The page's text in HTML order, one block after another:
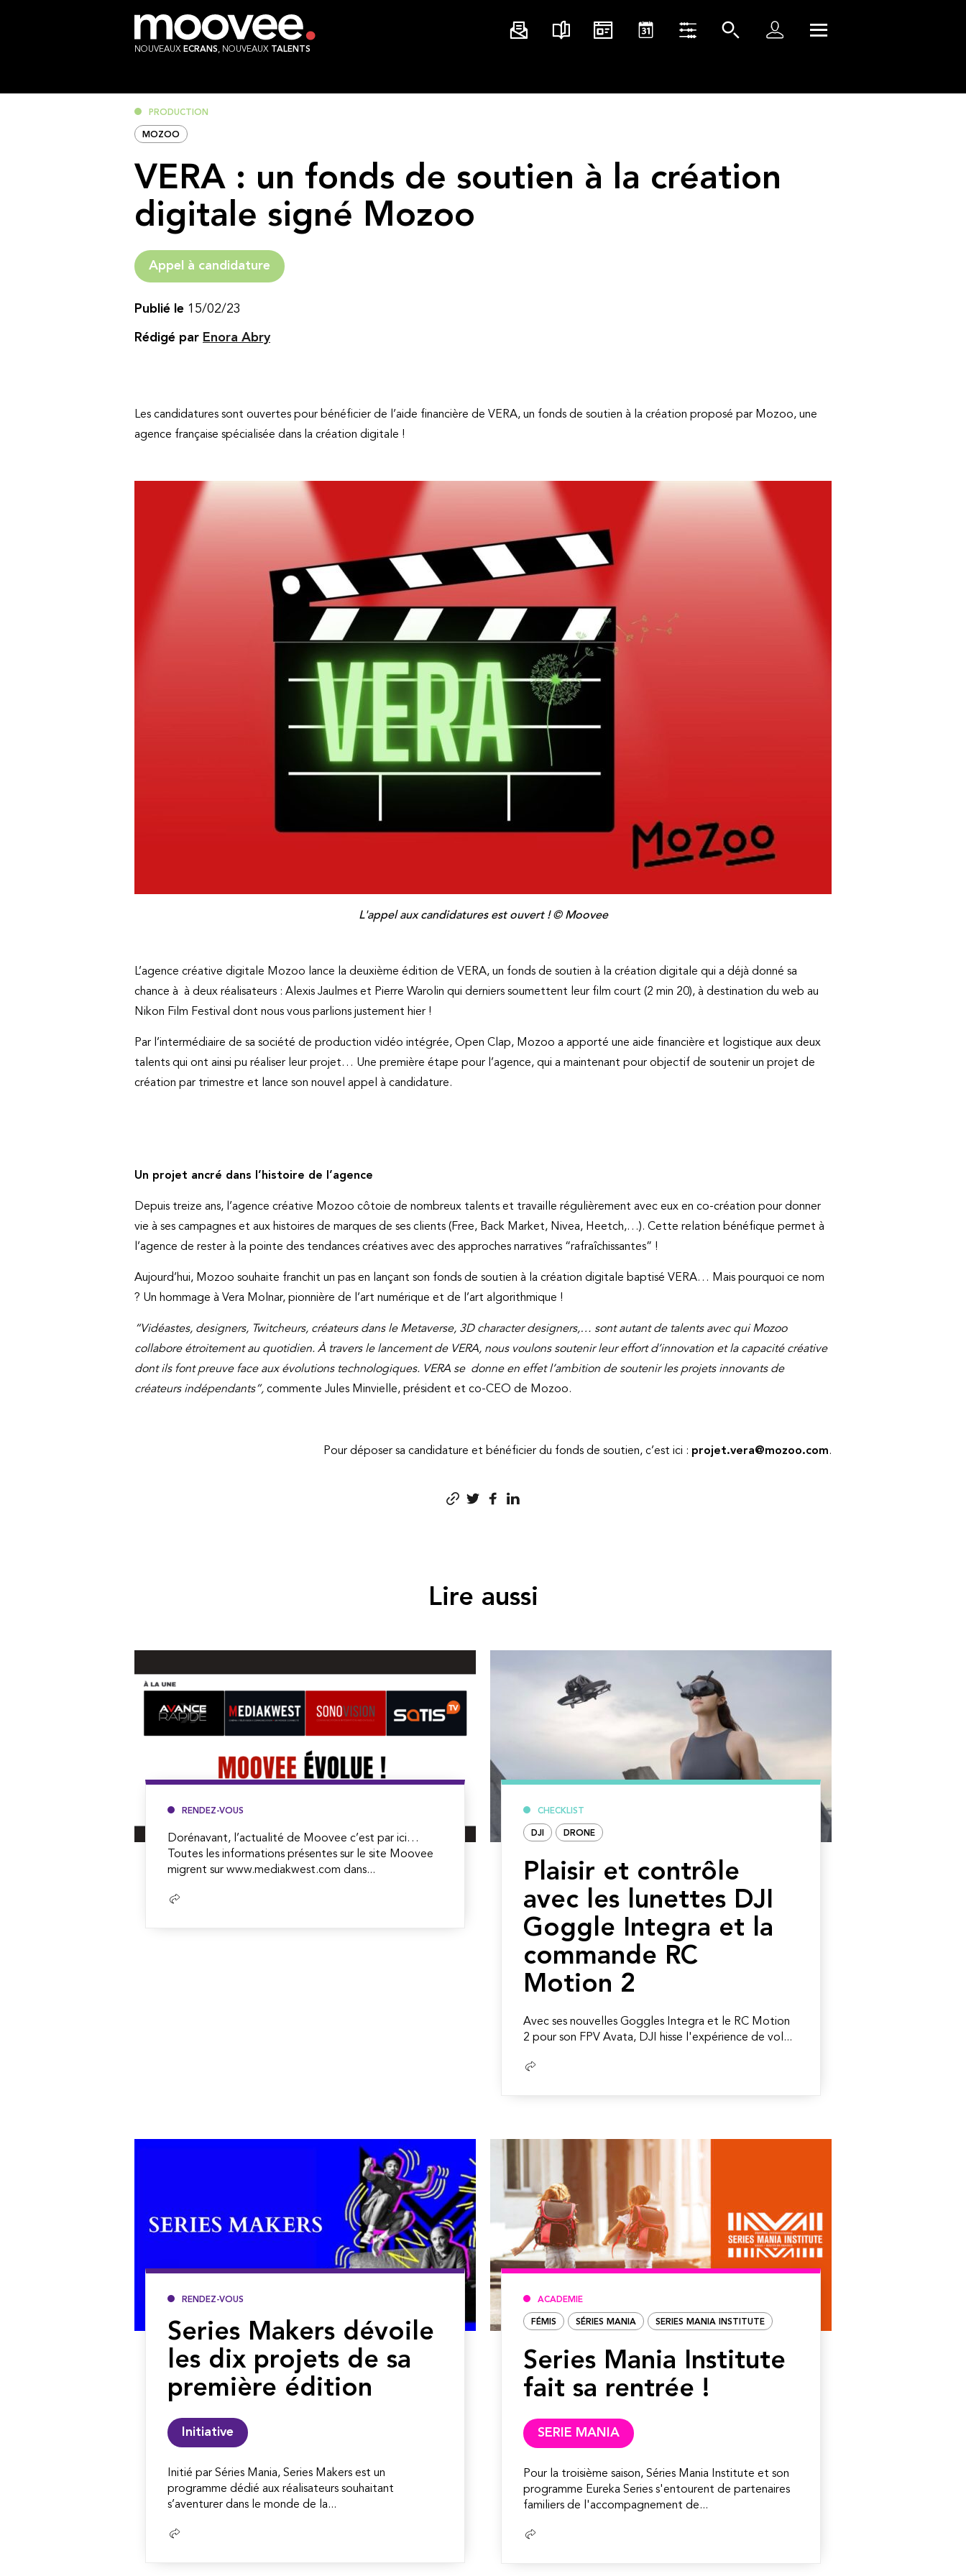
NOUVEAUX ECRANS, NOUVEAUX TALENTS
PRODUCTION
MOZOO
VERA : un fonds de soutien à la création
digitale signé Mozoo
Appel à candidature
Publié le 15/02/23
Rédigé par Enora Abry
Les candidatures sont ouvertes pour bénéficier de l’aide financière de VERA, un fonds de soutien à la création proposé par Mozoo, une
agence française spécialisée dans la création digitale !
L'appel aux candidatures est ouvert ! © Moovee
L’agence créative digitale Mozoo lance la deuxième édition de VERA, un fonds de soutien à la création digitale qui a déjà donné sa
chance à à deux réalisateurs : Alexis Jaulmes et Pierre Warolin qui derniers soumettent leur film court (2 min 20), à destination du web au
Nikon Film Festival dont nous vous parlions justement hier !
Par l’intermédiaire de sa société de production vidéo intégrée, Open Clap, Mozoo a apporté une aide financière et logistique aux deux
talents qui ont ainsi pu réaliser leur projet… Une première étape pour l’agence, qui a maintenant pour objectif de soutenir un projet de
création par trimestre et lance son nouvel appel à candidature.
Un projet ancré dans l’histoire de l’agence
Depuis treize ans, l’agence créative Mozoo côtoie de nombreux talents et travaille régulièrement avec eux en co-création pour donner
vie à ses campagnes et aux histoires de marques de ses clients (Free, Back Market, Nivea, Heetch,…). Cette relation bénéfique permet à
l’agence de rester à la pointe des tendances créatives avec des approches narratives “rafraîchissantes” !
Aujourd’hui, Mozoo souhaite franchit un pas en lançant son fonds de soutien à la création digitale baptisé VERA… Mais pourquoi ce nom
? Un hommage à Vera Molnar, pionnière de l’art numérique et de l’art algorithmique !
“Vidéastes, designers, Twitcheurs, créateurs dans le Metaverse, 3D character designers,… sont autant de talents avec qui Mozoo
collabore étroitement au quotidien. À travers le lancement de VERA, nous voulons soutenir leur effort d’innovation et la capacité créative
dont ils font preuve face aux évolutions technologiques. VERA se donne en effet l’ambition de soutenir les projets innovants de
créateurs indépendants”, commente Jules Minvielle, président et co-CEO de Mozoo.
Pour déposer sa candidature et bénéficier du fonds de soutien, c’est ici : projet.vera@mozoo.com.
Lire aussi
RENDEZ-VOUS
Dorénavant, l’actualité de Moovee c’est par ici…
Toutes les informations présentes sur le site Moovee
migrent sur www.mediakwest.com dans...
Lire
CHECKLIST
DJI DRONE
Plaisir et contrôle
avec les lunettes DJI
Goggle Integra et la
commande RC
Motion 2
Avec ses nouvelles Goggles Integra et le RC Motion
2 pour son FPV Avata, DJI hisse l'expérience de vol...
Lire
RENDEZ-VOUS
Series Makers dévoile
les dix projets de sa
première édition
Initiative
Initié par Séries Mania, Series Makers est un
programme dédié aux réalisateurs souhaitant
s’aventurer dans le monde de la...
Lire
ACADEMIE
FÉMIS SÉRIES MANIA SERIES MANIA INSTITUTE
Series Mania Institute
fait sa rentrée !
SERIE MANIA
Pour la troisième saison, Séries Mania Institute et son
programme Eureka Series s'entourent de partenaires
familiers de l'accompagnement de...
Lire